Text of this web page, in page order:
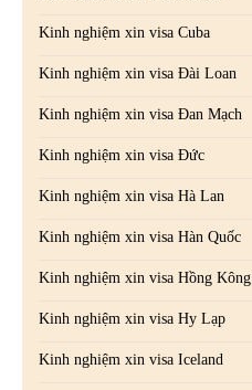
Kinh nghiệm xin visa Cuba
Kinh nghiệm xin visa Đài Loan
Kinh nghiệm xin visa Đan Mạch
Kinh nghiệm xin visa Đức
Kinh nghiệm xin visa Hà Lan
Kinh nghiệm xin visa Hàn Quốc
Kinh nghiệm xin visa Hồng Kông
Kinh nghiệm xin visa Hy Lạp
Kinh nghiệm xin visa Iceland